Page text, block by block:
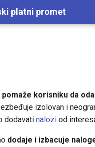
platni promet
pomaže korisniku da
izolovan i
dodavati nalozi od
dodaje i izbacuje